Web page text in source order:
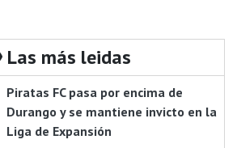
Las más leidas
Piratas FC pasa por encima de
Durango y se mantiene invicto en la
Liga de Expansión